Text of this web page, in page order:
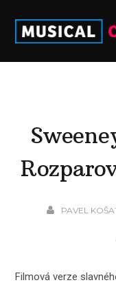
PAVEL
Filmová verze